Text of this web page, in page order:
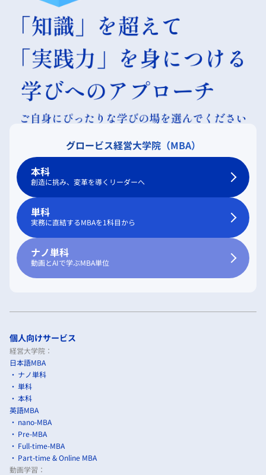
グロービス経営大学院（MBA）
本科
創造に挑み、変革を導くリーダーへ
単科
実務に直結するMBAを1科目から
ナノ単科
動画とAIで学ぶMBA単位
個人向けサービス
経営大学院：
日本語MBA
ナノ単科
単科
本科
英語MBA
nano-MBA
Pre-MBA
Full-time-MBA
Part-time & Online MBA
動画学習：